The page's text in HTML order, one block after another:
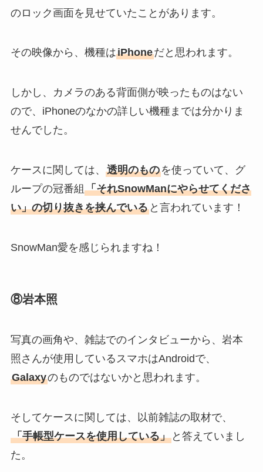
のロック画面を見せていたことがあります。
その映像から、機種はiPhoneだと思われます。
しかし、カメラのある背面側が映ったものはない
ので、iPhoneのなかの詳しい機種までは分かりま
せんでした。
ケースに関しては、 透明のものを使っていて、グ
ループの冠番組 「それSnowManにやらせてくださ
い」の切り抜きを挟んでいると言われています！
SnowMan愛を感じられますね！
⑧岩本照
写真の画角や、雑誌でのインタビューから、岩本
照さんが使用しているスマホはAndroidで、
Galaxyのものではないかと思われます。
そしてケースに関しては、以前雑誌の取材で、
「手帳型ケースを使用している」と答えていまし
た。